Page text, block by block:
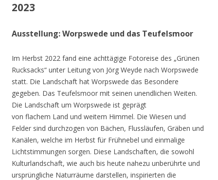
2023
Ausstellung: Worpswede und das Teufelsmoor
Im Herbst 2022 fand eine achttägige Fotoreise des „Grünen
Rucksacks“ unter Leitung von Jörg Weyde nach Worpswede
statt. Die Landschaft hat Worpswede das Besondere
gegeben. Das Teufelsmoor mit seinen unendlichen Weiten.
Die Landschaft um Worpswede ist geprägt
von flachem Land und weitem Himmel. Die Wiesen und
Felder sind durchzogen von Bächen, Flussläufen, Gräben und
Kanälen, welche im Herbst für Frühnebel und einmalige
Lichtstimmungen sorgen. Diese Landschaften, die sowohl
Kulturlandschaft, wie auch bis heute nahezu unberührte und
ursprüngliche Naturräume darstellen, inspirierten die